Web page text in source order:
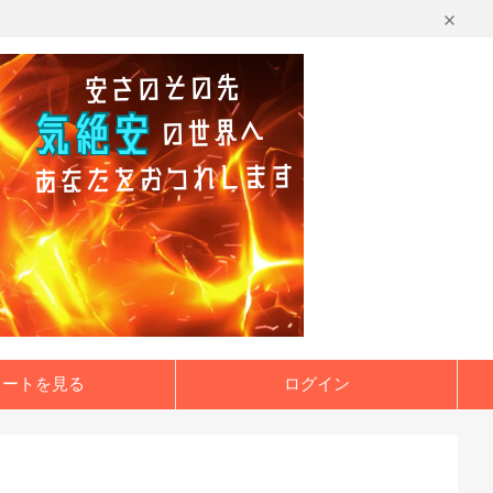
トを見る ログイン